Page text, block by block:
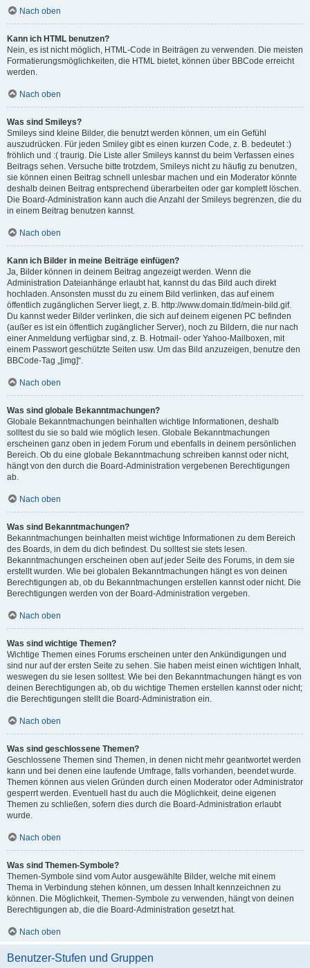
Nach oben
Kann ich HTML benutzen?
Nein, es ist nicht möglich, HTML-Code in Beiträgen zu verwenden. Die meisten
Formatierungsmöglichkeiten, die HTML bietet, können über BBCode erreicht
werden.
Nach oben
Was sind Smileys?
Smileys sind kleine Bilder, die benutzt werden können, um ein Gefühl
auszudrücken. Für jeden Smiley gibt es einen kurzen Code, z. B. bedeutet :)
fröhlich und :( traurig. Die Liste aller Smileys kannst du beim Verfassen eines
Beitrags sehen. Versuche bitte trotzdem, Smileys nicht zu häufig zu benutzen,
sie können einen Beitrag schnell unlesbar machen und ein Moderator könnte
deshalb deinen Beitrag entsprechend überarbeiten oder gar komplett löschen.
Die Board-Administration kann auch die Anzahl der Smileys begrenzen, die du
in einem Beitrag benutzen kannst.
Nach oben
Kann ich Bilder in meine Beiträge einfügen?
Ja, Bilder können in deinem Beitrag angezeigt werden. Wenn die
Administration Dateianhänge erlaubt hat, kannst du das Bild auch direkt
hochladen. Ansonsten musst du zu einem Bild verlinken, das auf einem
öffentlich zugänglichen Server liegt, z. B. http://www.domain.tld/mein-bild.gif.
Du kannst weder Bilder verlinken, die sich auf deinem eigenen PC befinden
(außer es ist ein öffentlich zugänglicher Server), noch zu Bildern, die nur nach
einer Anmeldung verfügbar sind, z. B. Hotmail- oder Yahoo-Mailboxen, mit
einem Passwort geschützte Seiten usw. Um das Bild anzuzeigen, benutze den
BBCode-Tag „[img]“.
Nach oben
Was sind globale Bekanntmachungen?
Globale Bekanntmachungen beinhalten wichtige Informationen, deshalb
solltest du sie so bald wie möglich lesen. Globale Bekanntmachungen
erscheinen ganz oben in jedem Forum und ebenfalls in deinem persönlichen
Bereich. Ob du eine globale Bekanntmachung schreiben kannst oder nicht,
hängt von den durch die Board-Administration vergebenen Berechtigungen
ab.
Nach oben
Was sind Bekanntmachungen?
Bekanntmachungen beinhalten meist wichtige Informationen zu dem Bereich
des Boards, in dem du dich befindest. Du solltest sie stets lesen.
Bekanntmachungen erscheinen oben auf jeder Seite des Forums, in dem sie
erstellt wurden. Wie bei globalen Bekanntmachungen hängt es von deinen
Berechtigungen ab, ob du Bekanntmachungen erstellen kannst oder nicht. Die
Berechtigungen werden von der Board-Administration vergeben.
Nach oben
Was sind wichtige Themen?
Wichtige Themen eines Forums erscheinen unter den Ankündigungen und
sind nur auf der ersten Seite zu sehen. Sie haben meist einen wichtigen Inhalt,
weswegen du sie lesen solltest. Wie bei den Bekanntmachungen hängt es von
deinen Berechtigungen ab, ob du wichtige Themen erstellen kannst oder nicht;
die Berechtigungen stellt die Board-Administration ein.
Nach oben
Was sind geschlossene Themen?
Geschlossene Themen sind Themen, in denen nicht mehr geantwortet werden
kann und bei denen eine laufende Umfrage, falls vorhanden, beendet wurde.
Themen können aus vielen Gründen durch einen Moderator oder Administrator
gesperrt werden. Eventuell hast du auch die Möglichkeit, deine eigenen
Themen zu schließen, sofern dies durch die Board-Administration erlaubt
wurde.
Nach oben
Was sind Themen-Symbole?
Themen-Symbole sind vom Autor ausgewählte Bilder, welche mit einem
Thema in Verbindung stehen können, um dessen Inhalt kennzeichnen zu
können. Die Möglichkeit, Themen-Symbole zu verwenden, hängt von deinen
Berechtigungen ab, die die Board-Administration gesetzt hat.
Nach oben
Benutzer-Stufen und Gruppen